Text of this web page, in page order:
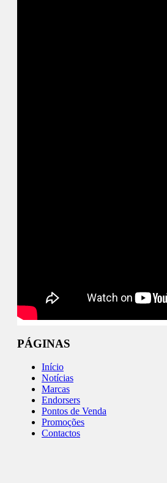
PÁGINAS
Início
Notícias
Marcas
Endorsers
Pontos de Venda
Promoções
Contactos